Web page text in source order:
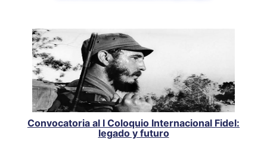
Convocatoria al I Coloquio Internacional Fidel:
legado y futuro